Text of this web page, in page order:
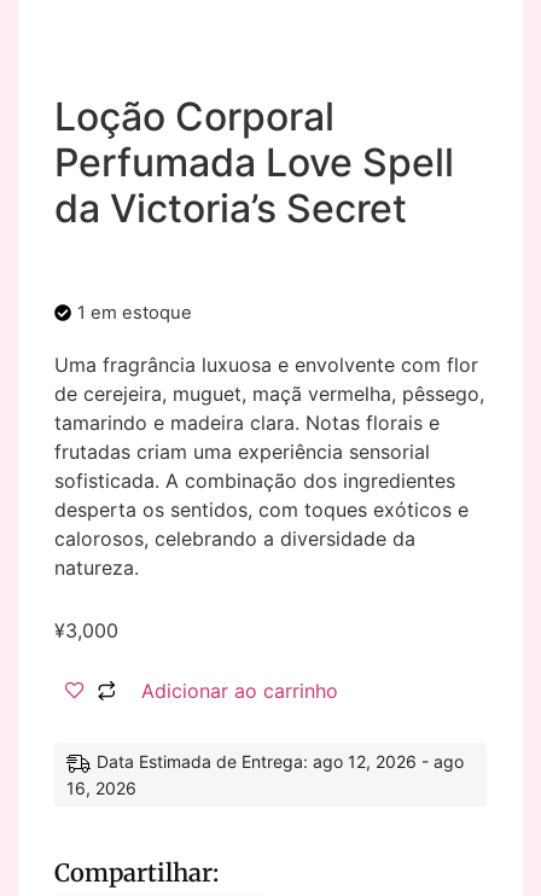
Loção Corporal
Perfumada Love Spell
da Victoria’s Secret
1 em estoque
Uma fragrância luxuosa e envolvente com flor
de cerejeira, muguet, maçã vermelha, pêssego,
tamarindo e madeira clara. Notas florais e
frutadas criam uma experiência sensorial
sofisticada. A combinação dos ingredientes
desperta os sentidos, com toques exóticos e
calorosos, celebrando a diversidade da
natureza.
¥3,000
Adicionar ao carrinho
Data Estimada de Entrega: ago 12, 2026 - ago
16, 2026
Compartilhar: